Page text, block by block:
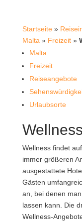
Startseite»
Malta » Freizeit»
Malta
Freizeit
Reiseangebote
Urlaubsorte
Wellness findet
immer größeren
ausgestattete
Gästen
an, bei denen
lassen kann. Die
Wellness-